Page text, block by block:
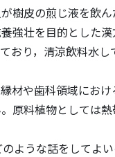
樹皮の煎じ液を飲
強壮を目的とした
おり，清涼飲料水
材や歯科領域にお
原料植物としては
ような話をしてよ